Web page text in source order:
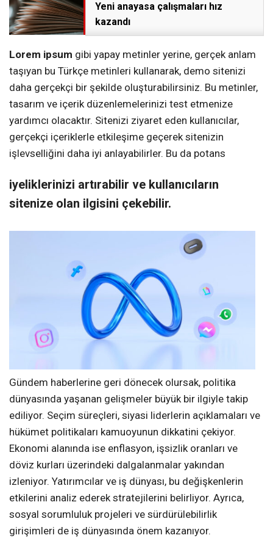
Yeni anayasa çalışmaları hız
kazandı
Lorem ipsum gibi yapay metinler yerine, gerçek anlam
taşıyan bu Türkçe metinleri kullanarak, demo sitenizi
daha gerçekçi bir şekilde oluşturabilirsiniz. Bu metinler,
tasarım ve içerik düzenlemelerinizi test etmenize
yardımcı olacaktır. Sitenizi ziyaret eden kullanıcılar,
gerçekçi içeriklerle etkileşime geçerek sitenizin
işlevselliğini daha iyi anlayabilirler. Bu da potans
iyeliklerinizi artırabilir ve kullanıcıların
sitenize olan ilgisini çekebilir.
Gündem haberlerine geri dönecek olursak, politika
dünyasında yaşanan gelişmeler büyük bir ilgiyle takip
ediliyor. Seçim süreçleri, siyasi liderlerin açıklamaları ve
hükümet politikaları kamuoyunun dikkatini çekiyor.
Ekonomi alanında ise enflasyon, işsizlik oranları ve
döviz kurları üzerindeki dalgalanmalar yakından
izleniyor. Yatırımcılar ve iş dünyası, bu değişkenlerin
etkilerini analiz ederek stratejilerini belirliyor. Ayrıca,
sosyal sorumluluk projeleri ve sürdürülebilirlik
girişimleri de iş dünyasında önem kazanıyor.